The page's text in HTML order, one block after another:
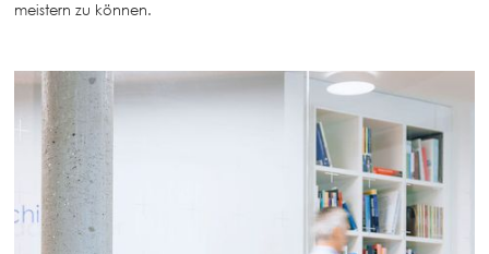
meistern zu können.